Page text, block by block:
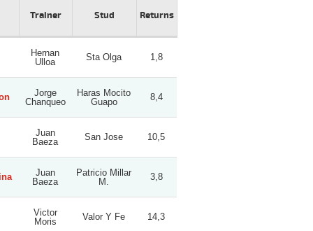
Trainer Stud Returns
Hernan
Ulloa
Sta Olga 1,8
Jorge
Chanqueo
Haras Mocito
Guapo
8,4
Juan
Baeza
San Jose 10,5
Juan
Baeza
Patricio Millar
M.
3,8
Victor
Moris
Valor Y Fe 14,3